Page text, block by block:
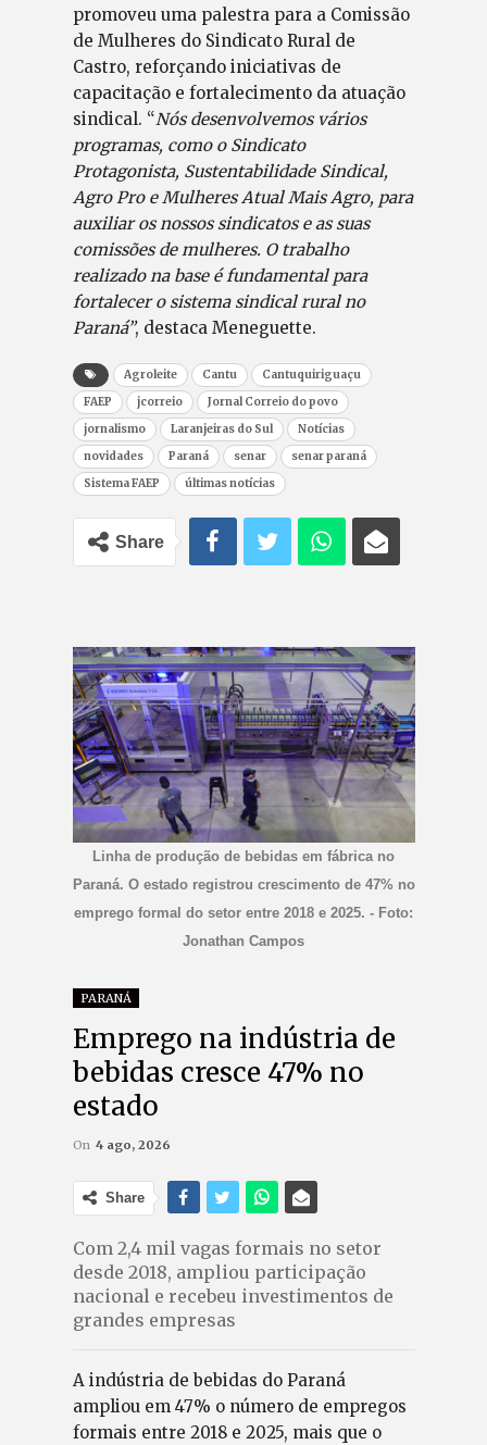
promoveu uma palestra para a Comissão
de Mulheres do Sindicato Rural de
Castro, reforçando iniciativas de
capacitação e fortalecimento da atuação
sindical. “Nós desenvolvemos vários
programas, como o Sindicato
Protagonista, Sustentabilidade Sindical,
Agro Pro e Mulheres Atual Mais Agro, para
auxiliar os nossos sindicatos e as suas
comissões de mulheres. O trabalho
realizado na base é fundamental para
fortalecer o sistema sindical rural no
Paraná”, destaca Meneguette.
Agroleite Cantu
Cantuquiriguaçu
FAEP
jcorreio
Jornal Correio do povo
jornalismo
Laranjeiras do Sul
Notícias
novidades
Paraná senar
senar paraná
Sistema FAEP
últimas notícias
Share
Linha de produção de bebidas em fábrica no
Paraná. O estado registrou crescimento de 47% no
emprego formal do setor entre 2018 e 2025. - Foto:
Jonathan Campos
PARANÁ
Emprego na indústria de
bebidas cresce 47% no
estado
On 4 ago, 2026
Share
Com 2,4 mil vagas formais no setor
desde 2018, ampliou participação
nacional e recebeu investimentos de
grandes empresas
A indústria de bebidas do Paraná
ampliou em 47% o número de empregos
formais entre 2018 e 2025, mais que o